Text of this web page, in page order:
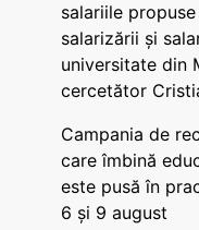
salariile
salarizării și
universitate din
cercetător
Campania de
care îmbină
este pusă în
6 și 9 august